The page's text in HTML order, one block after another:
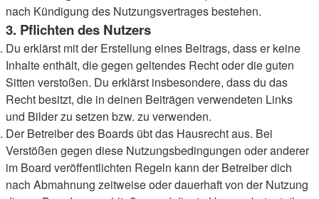
nach Kündigung des Nutzungsvertrages bestehen.
3. Pflichten des Nutzers
Du erklärst mit der Erstellung eines Beitrags, dass er keine
Inhalte enthält, die gegen geltendes Recht oder die guten
Sitten verstoßen. Du erklärst insbesondere, dass du das
Recht besitzt, die in deinen Beiträgen verwendeten Links
und Bilder zu setzen bzw. zu verwenden.
Der Betreiber des Boards übt das Hausrecht aus. Bei
Verstößen gegen diese Nutzungsbedingungen oder anderer
im Board veröffentlichten Regeln kann der Betreiber dich
nach Abmahnung zeitweise oder dauerhaft von der Nutzung